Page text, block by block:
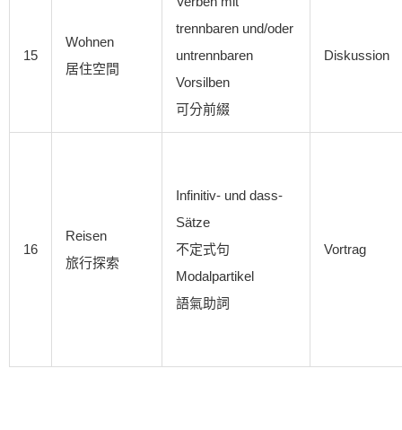
15
Wohnen
居住空間
trennbaren und/oder
untrennbaren
Vorsilben
可分前綴
Diskussion
16
Reisen
旅行探索
Infinitiv- und dass-
Sätze
不定式句
Modalpartikel
語氣助詞
Vortrag